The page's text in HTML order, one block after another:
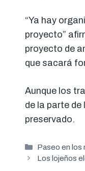
“Ya hay
proyecto”
proyecto de
que sacará
Aunque los
de la parte
preservado.
Categorías
Paseo en los
Los lojeños